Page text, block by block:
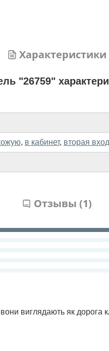
Характеристики
"26759"
, в кабинет, вторая
Отзывы (1)
виглядають як дорога